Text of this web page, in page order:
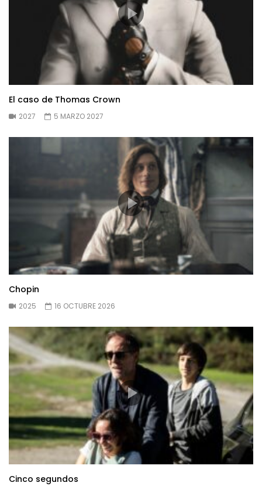
El caso de Thomas Crown
2027 5 MARZO 2027
Chopin
2025 16 OCTUBRE 2026
Cinco segundos